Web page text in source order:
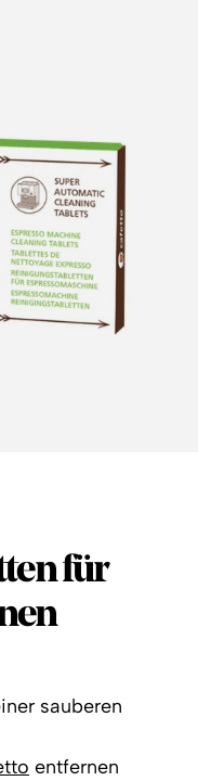
für
sauberen
entfernen